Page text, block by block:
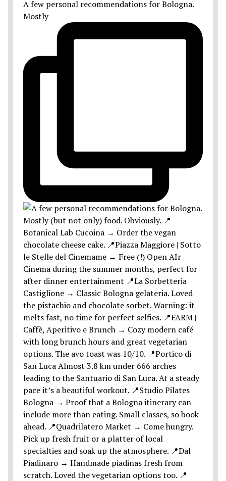
A few personal recommendations for Bologna.
Mostly